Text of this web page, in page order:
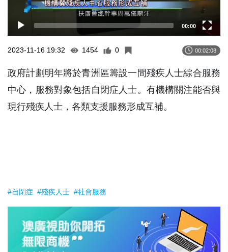
00:00
2023-11-16 19:32 1454 0 00:02:08
政府計劃明年將於青洲區籌設一間殘疾人士綜合服務
中心，服務對象包括自閉症人士。有機構關注能否與
現行殘疾人士，各類支援服務形成互補。
#自閉症 #殘疾人士 #社會服務